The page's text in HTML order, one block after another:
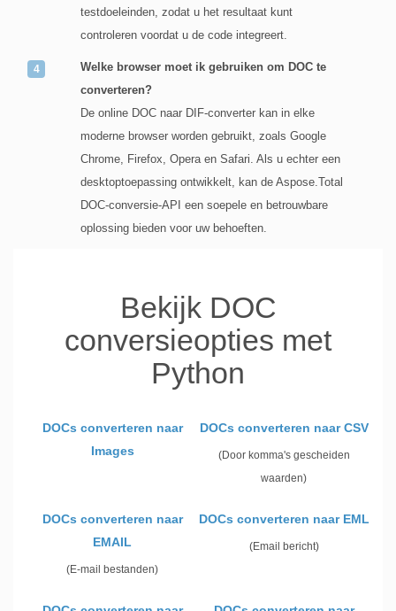
testdoeleinden, zodat u het resultaat kunt
controleren voordat u de code integreert.
Welke browser moet ik gebruiken om DOC te
converteren?
De online DOC naar DIF-converter kan in elke
moderne browser worden gebruikt, zoals Google
Chrome, Firefox, Opera en Safari. Als u echter een
desktoptoepassing ontwikkelt, kan de Aspose.Total
DOC-conversie-API een soepele en betrouwbare
oplossing bieden voor uw behoeften.
Bekijk DOC
conversieopties met
Python
DOCs converteren naar
Images
DOCs converteren naar CSV
(Door komma's gescheiden
waarden)
DOCs converteren naar
EMAIL
(E-mail bestanden)
DOCs converteren naar EML
(Email bericht)